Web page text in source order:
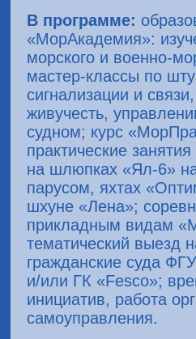
В программе:
«МорАкадемия»:
морского и военно-
мастер-классы по
сигнализации и
живучесть,
судном; курс
практические
на шлюпках «Ял-6»
парусом, яхтах
шхуне «Лена»;
прикладным видам
тематический выезд
гражданские суда
и/или ГК «Fesco»;
инициатив, работа
самоуправления.